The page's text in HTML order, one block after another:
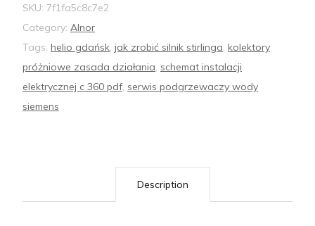
SKU: 7f1fa5c8c7e2
Category: Alnor
Tags: helio gdańsk, jak zrobić silnik stirlinga, kolektory
próżniowe zasada działania, schemat instalacji
elektrycznej c 360 pdf, serwis podgrzewaczy wody
siemens
Description